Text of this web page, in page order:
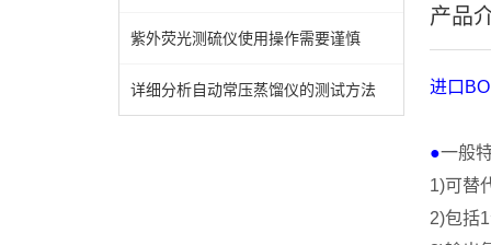
紫外荧光测硫仪使用操作需要谨慎
详细分析自动常压蒸馏仪的测试方法
产品
进口
●一般
1)可替
2)包括1